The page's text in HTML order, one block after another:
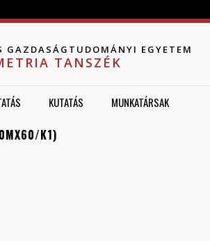
GAZDASÁGTUDOMÁNYI EGYETEM
TANSZÉK
KUTATÁS MUNKATÁRSAK
K1)